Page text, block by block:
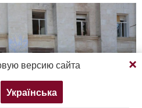
соглашаетесь с нашей
Подробнее
версию сайта
Українська